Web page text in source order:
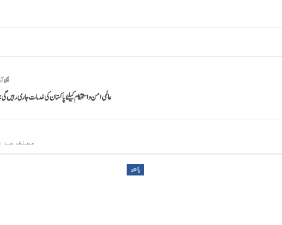
اگلا
عالمی امن و استحکام کیلئے پاکستان کی خدمات جاری رہیں
مصنف سے
پاکستان